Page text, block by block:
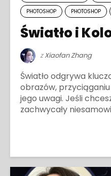
PHOTOSHOP
PHOTOSHOP
zXiaofan Zhang
Światło odgrywa
obrazów,
jego uwagi. Jeśli
zachwycały